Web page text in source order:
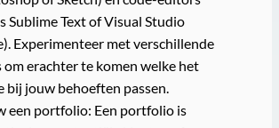
Sublime Text of Visual Studio
Experimenteer met verschillende
om erachter te komen welke het
bij jouw behoeften passen.
een portfolio: Een portfolio is